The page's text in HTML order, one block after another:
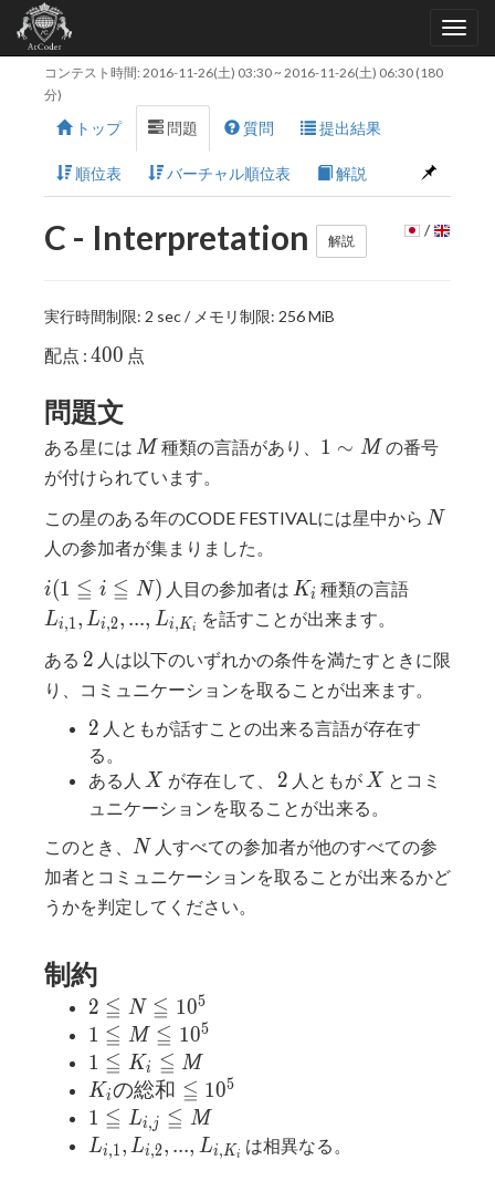
コンテスト時間: 2016-11-26(土) 03:30~ 2016-11-26(土) 06:30 (180
分)
トップ 問題 質問 提出結果
順位表 バーチャル順位表 解説
C - Interpretation 解説
/
実行時間制限: 2 sec / メモリ制限: 256 MiB
配点 : 400
400 点
問題文
ある星には M
M 種類の言語があり、 1
1 ∼ Mの番号
が付けられています。
この星のある年のCODE FESTIVALには星中から N
N
人の参加者が集まりました。
i
(1≦i≦N)
i(1 ≦ i ≦ N) 人目の参加者は K_i
Ki 種類の言語L_{i,1},
{}K_i}
Li,1, Li,2, ..., Li,Ki
を話すことが出来ます。
ある 2
2 人は以下のいずれかの条件を満たすときに限
り、コミュニケーションを取ることが出来ます。
2
2 人ともが話すことの出来る言語が存在す
る。
ある人 X
X が存在して、 2
2 人ともが X
X とコミ
ュニケーションを取ることが出来る。
このとき、
N
N 人すべての参加者が他のすべての参
加者とコミュニケーションを取ることが出来るかど
うかを判定してください。
制約
2≦N≦10^5
2 ≦ N ≦ 105
1≦M≦10^5
1 ≦ M ≦ 105
1≦K_i≦M
1 ≦ Ki ≦ M
K_iの
総和
≦10^5
Kiの総和 ≦ 105
1≦L_{i,j}
≦M
1 ≦ Li,j ≦ M
L_{i,1},
Li,1, Li,2, ..., Li,Ki は相異なる。